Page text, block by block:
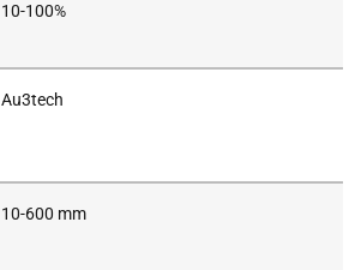
10-100%
Au3tech
10-600 mm